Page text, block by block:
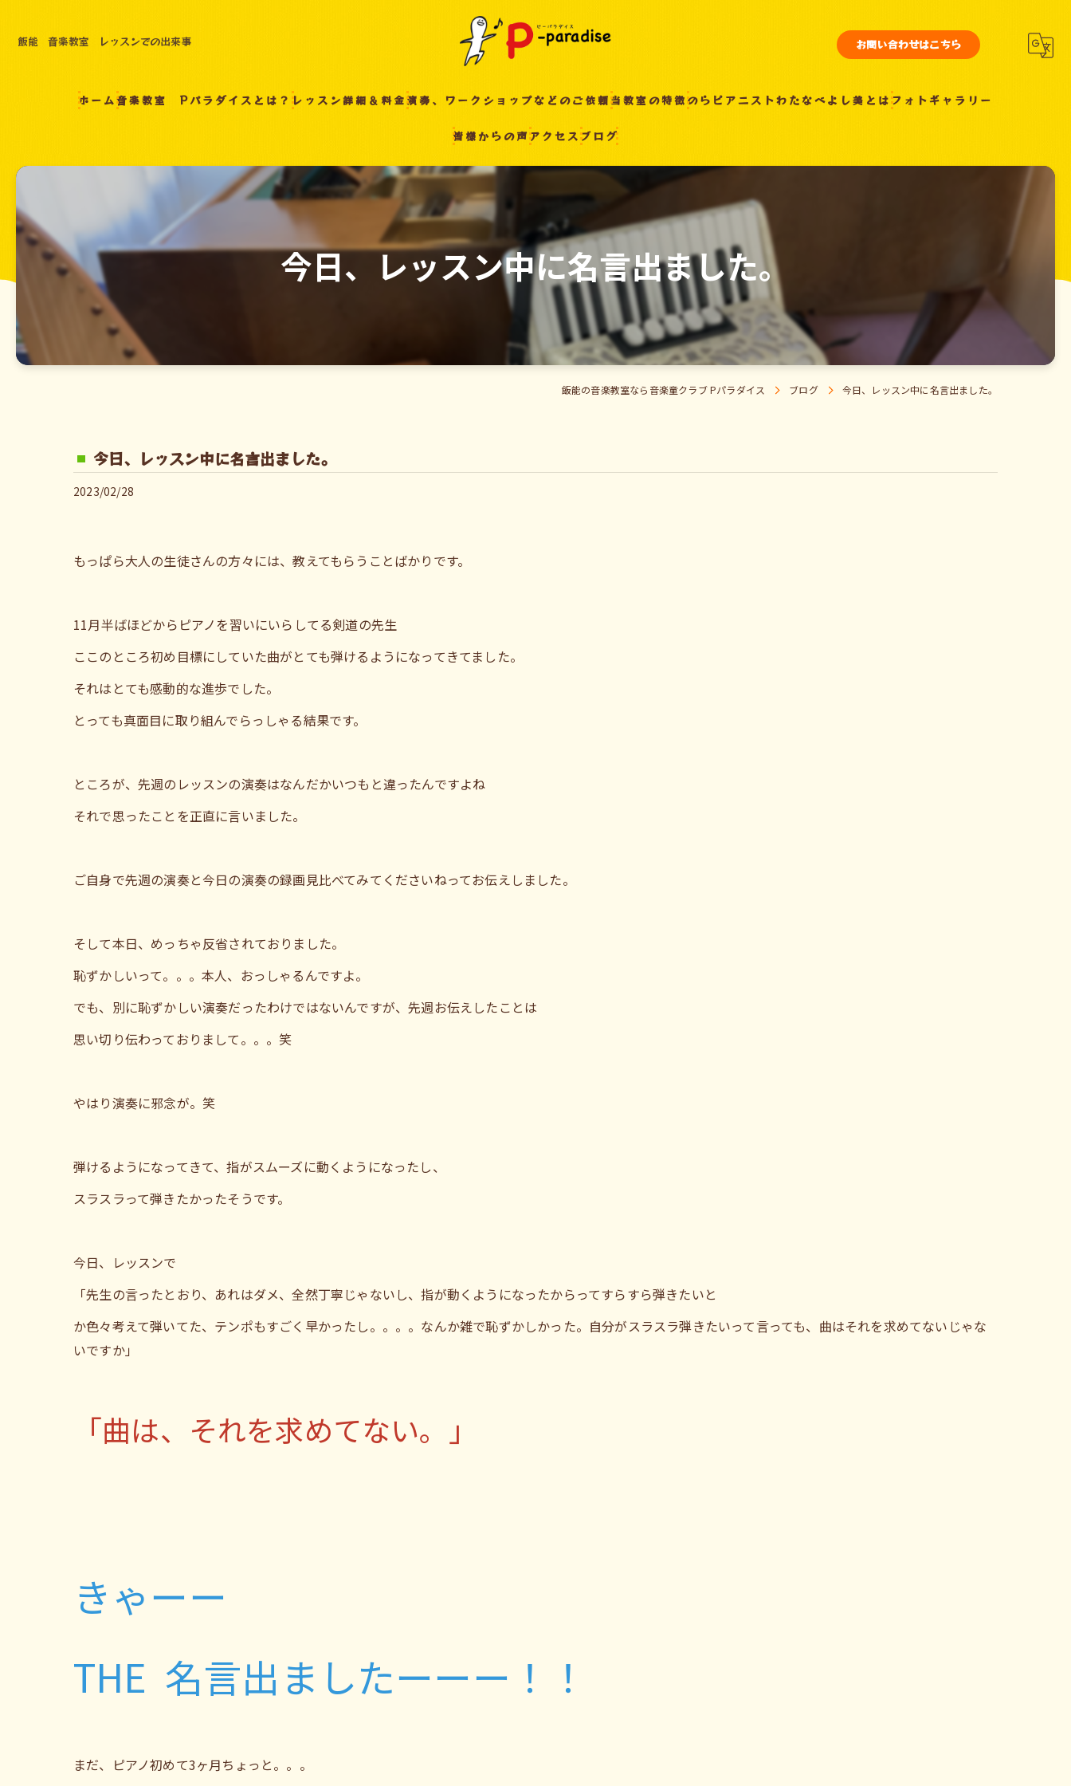
飯能 音楽教室 レッスンでの出来事 お問い合わせはこちら
ホーム音楽教室 Pパラダイスとは？ レッスン詳細＆料金演奏、ワークショップなどのご依頼当教室の特徴
非認知能力
ピアノ
のらピアニストわたなべよし美とはフォトギャラリー
皆様からの声アクセスブログ
今日、レッスン中に名言出ました。
飯能の音楽教室なら音楽童クラブ Pパラダイス ブログ 今日、レッスン中に名言出ました。
今日、レッスン中に名言出ました。
2023/02/28
もっぱら大人の生徒さんの方々には、教えてもらうことばかりです。
11月半ばほどからピアノを習いにいらしてる剣道の先生
ここのところ初め目標にしていた曲がとても弾けるようになってきてました。
それはとても感動的な進歩でした。
とっても真面目に取り組んでらっしゃる結果です。
ところが、先週のレッスンの演奏はなんだかいつもと違ったんですよね
それで思ったことを正直に言いました。
ご自身で先週の演奏と今日の演奏の録画見比べてみてくださいねってお伝えしました。
そして本日、めっちゃ反省されておりました。
恥ずかしいって。。。本人、おっしゃるんですよ。
でも、別に恥ずかしい演奏だったわけではないんですが、先週お伝えしたことは
思い切り伝わっておりまして。。。笑
やはり演奏に邪念が。笑
弾けるようになってきて、指がスムーズに動くようになったし、
スラスラって弾きたかったそうです。
今日、レッスンで
「先生の言ったとおり、あれはダメ、全然丁寧じゃないし、指が動くようになったからってすらすら弾きたいと
か色々考えて弾いてた、テンポもすごく早かったし。。。。なんか雑で恥ずかしかった。自分がスラスラ弾きたいって言っても、曲はそれを求めてないじゃな
いですか」
「曲は、それを求めてない。」
きゃーー
THE 名言出ましたーーー！！
まだ、ピアノ初めて3ヶ月ちょっと。。。